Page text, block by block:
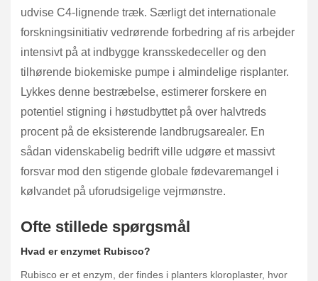
udvise C4-lignende træk. Særligt det internationale
forskningsinitiativ vedrørende forbedring af ris arbejder
intensivt på at indbygge kransskedeceller og den
tilhørende biokemiske pumpe i almindelige risplanter.
Lykkes denne bestræbelse, estimerer forskere en
potentiel stigning i høstudbyttet på over halvtreds
procent på de eksisterende landbrugsarealer. En
sådan videnskabelig bedrift ville udgøre et massivt
forsvar mod den stigende globale fødevaremangel i
kølvandet på uforudsigelige vejrmønstre.
Ofte stillede spørgsmål
Hvad er enzymet Rubisco?
Rubisco er et enzym, der findes i planters kloroplaster, hvor